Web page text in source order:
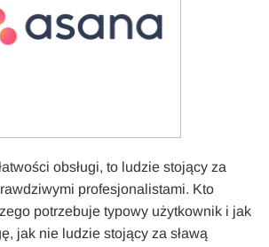
obsługi, to ludzie stojący za
profesjonalistami. Kto
potrzebuje typowy użytkownik i jak
jak nie ludzie stojący za sławą